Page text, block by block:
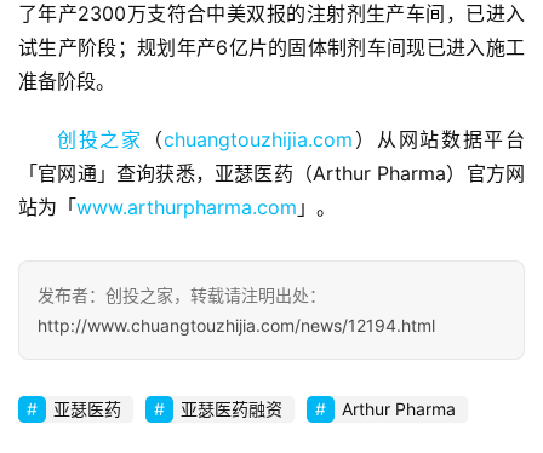
资
报
道
业
观
初
创
企
了年产2300万支符合中美双报的注射剂生产车间，已进入
试生产阶段；规划年产6亿片的固体制剂车间现已进入施工
准备阶段。
创投之家 （chuangtouzhijia.com ）从网站数据平台
「官网通」查询获悉，亚瑟医药（Arthur Pharma）官方网
站为「www.arthurpharma.com 」。
发布者：创投之家，转载请注明出处：
http://www.chuangtouzhijia.com/news/12194.html
亚瑟医药 亚瑟医药融资 Arthur Pharma